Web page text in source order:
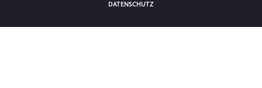
DATENSCHUTZ